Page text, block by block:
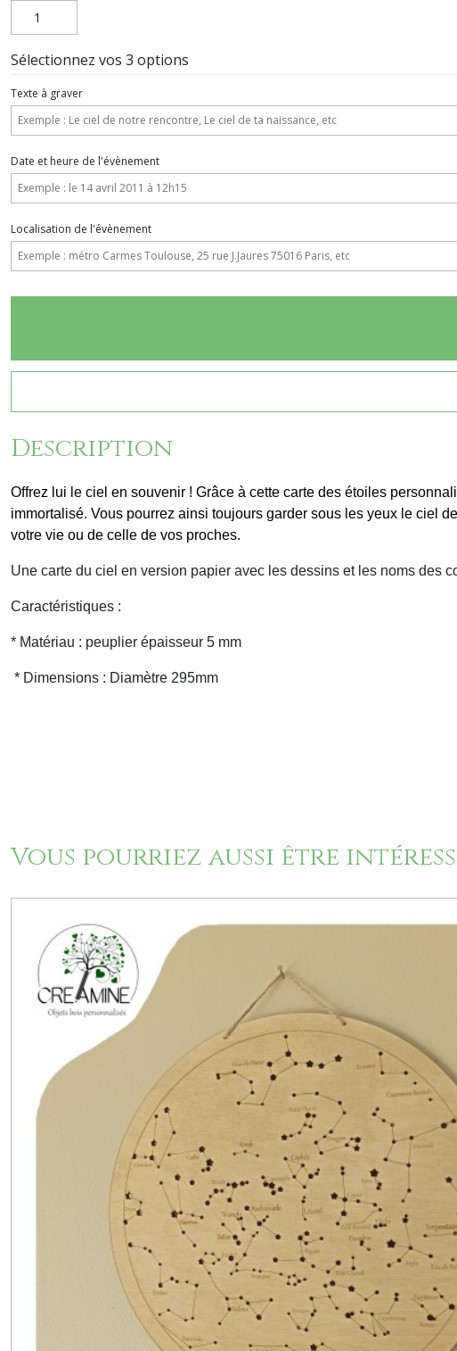
Sélectionnez vos 3 options
Texte à graver
Date et heure de l'évènement
Localisation de l'évènement
Description
Offrez lui le ciel en souvenir ! Grâce à cette carte des étoiles
immortalisé. Vous pourrez ainsi toujours garder sous les yeux le ciel
votre vie ou de celle de vos proches.
Une carte du ciel en version papier avec les dessins et les noms des
Caractéristiques :
* Matériau : peuplier épaisseur 5 mm
* Dimensions : Diamètre 295mm
Vous pourriez aussi être